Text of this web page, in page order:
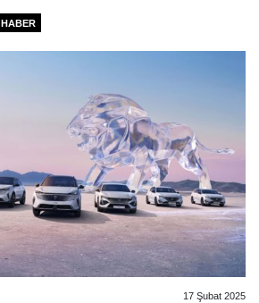
HABER
17 Şubat 2025